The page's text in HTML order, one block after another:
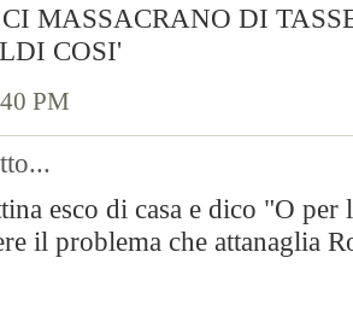
MASSACRANO DI
COSI'
PM
esco di casa e dico "O per
il problema che attanaglia